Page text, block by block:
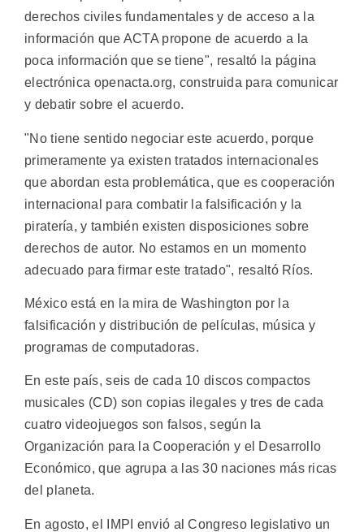
derechos civiles fundamentales y de acceso a la
información que ACTA propone de acuerdo a la
poca información que se tiene", resaltó la página
electrónica openacta.org, construida para comunicar
y debatir sobre el acuerdo.
"No tiene sentido negociar este acuerdo, porque
primeramente ya existen tratados internacionales
que abordan esta problemática, que es cooperación
internacional para combatir la falsificación y la
piratería, y también existen disposiciones sobre
derechos de autor. No estamos en un momento
adecuado para firmar este tratado", resaltó Ríos.
México está en la mira de Washington por la
falsificación y distribución de películas, música y
programas de computadoras.
En este país, seis de cada 10 discos compactos
musicales (CD) son copias ilegales y tres de cada
cuatro videojuegos son falsos, según la
Organización para la Cooperación y el Desarrollo
Económico, que agrupa a las 30 naciones más ricas
del planeta.
En agosto, el IMPI envió al Congreso legislativo un